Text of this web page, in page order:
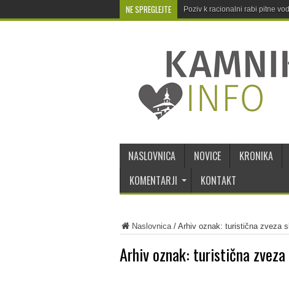
NE SPREGLEJTE Poziv k racionalni rabi pitne
NASLOVNICA NOVICE KRONIKA
KOMENTARJI
KONTAKT
Naslovnica/ Arhiv oznak: turistična zveza
Arhiv oznak: turistična